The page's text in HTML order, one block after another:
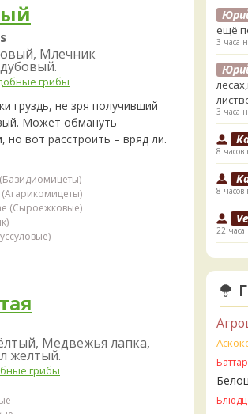
Млечник
грибы
груздь, не зря получивший
Может обмануть
но вот расстроить – вряд ли.
(Сыроежковые)
Медвежья лапка,
жёлтый.
грибы
ещё
3 часа
3 часа
8 часов
8 часов
22 часа
ли
22
22 часа
23 часа